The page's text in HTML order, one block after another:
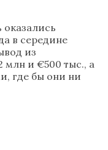
оказались
в середине
из
млн и €500 тыс., а
где бы они ни